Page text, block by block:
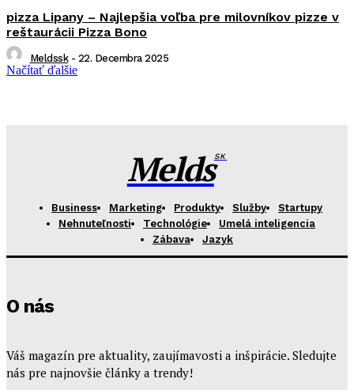
pizza Lipany – Najlepšia voľba pre milovníkov pizze v
reštaurácii Pizza Bono
Meldssk - 22. Decembra 2025
Načítať ďalšie
MeldsSK
Business Marketing Produkty Služby
Startupy
Nehnuteľnosti
Technológie
Umelá inteligencia
Zábava
Jazyk
O nás
Váš magazín pre aktuality, zaujímavosti a inšpirácie. Sledujte
nás pre najnovšie články a trendy!